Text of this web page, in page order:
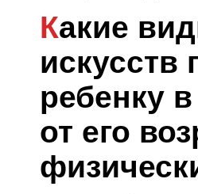
Какие виды боевых
искусств
ребенку
от его